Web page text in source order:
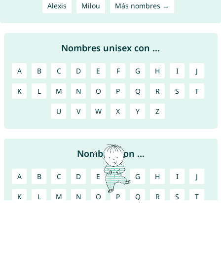
Alexis Milou Más nombres →
Nombres unisex con ...
A B C D E F G H I J
K L M N O P Q R S T
U V W X Y Z
Nombres con ...
A B C D E F G H I J
K L M N O P Q R S T